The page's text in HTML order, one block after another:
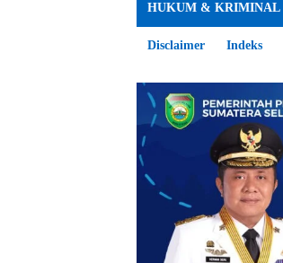
HUKUM & KRIMINAL
Disclaimer Indeks